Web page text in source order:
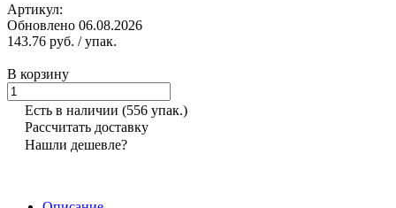
Артикул:
Обновлено 06.08.2026
143.76 руб. / упак.
В корзину
Есть в наличии (556 упак.)
Рассчитать доставку
Нашли дешевле?